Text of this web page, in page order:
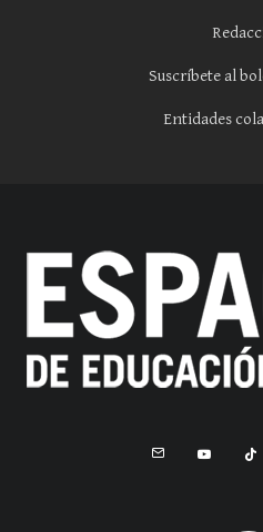
Suscríbete al
Entidades